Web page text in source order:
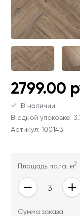
Ваши данные
Ваши данные
2799.00
В наличии
В одной упаковке:
Артикул: 100143
Площадь пола, м2
Сумма заказа